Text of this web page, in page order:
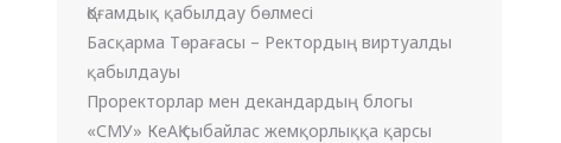
Қоғамдық қабылдау бөлмесі
Басқарма Төрағасы – Ректордың виртуалды
қабылдауы
Проректорлар мен декандардың блогы
«СМУ» КеАҚ сыбайлас жемқорлыққа қарсы